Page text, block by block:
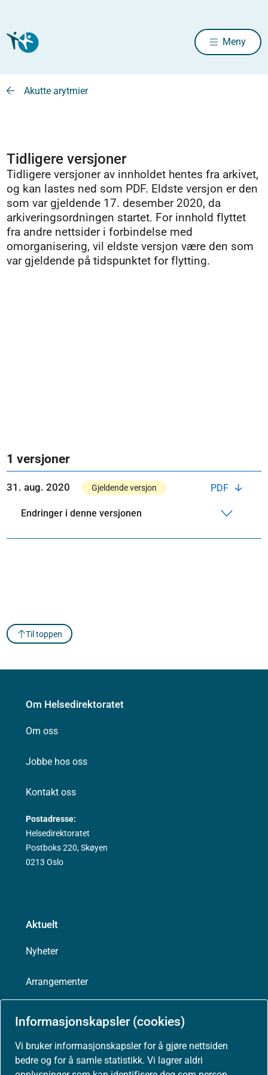
Informasjonskapsler (cookies)
Vi bruker informasjonskapsler for å gjøre nettsiden
bedre og for å samle statistikk. Vi lagrer aldri
Meny
Akutte arytmier
Tidligere versjoner
Tidligere versjoner av innholdet hentes fra arkivet,
og kan lastes ned som PDF. Eldste versjon er den
som var gjeldende 17. desember 2020, da
arkiveringsordningen startet. For innhold flyttet
fra andre nettsider i forbindelse med
omorganisering, vil eldste versjon være den som
var gjeldende på tidspunktet for flytting.
1 versjoner
PDF
31. aug. 2020 Gjeldende versjon
Endringer i denne versjonen
Til toppen
Om Helsedirektoratet
Om oss
Jobbe hos oss
Kontakt oss
Postadresse:
Helsedirektoratet
Postboks 220, Skøyen
0213 Oslo
Aktuelt
Nyheter
Arrangementer
Presse